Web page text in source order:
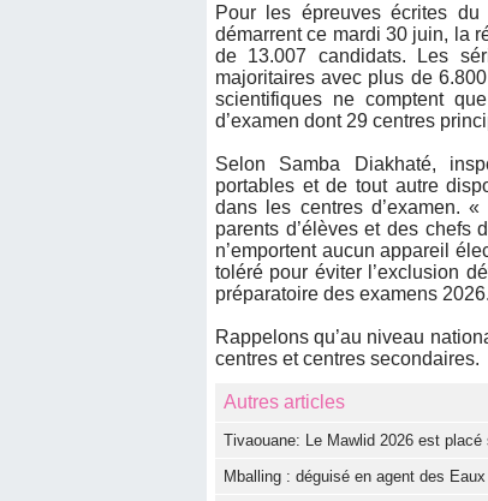
Pour les épreuves écrites
démarrent ce mardi 30 juin, la
de 13.007 candidats. Les
majoritaires avec plus de
scientifiques ne comptent
d’examen dont 29 centres
Selon Samba Diakhaté,
portables et de tout autre
dans les centres d’examen.
parents d’élèves et des chefs
n’emportent aucun appareil
toléré pour éviter l’exclusion
préparatoire des examens 2026.
Rappelons qu’au niveau
centres et centres secondaires.
Autres articles
Tivaouane: Le Mawlid 2026 est
Mballing : déguisé en agent des